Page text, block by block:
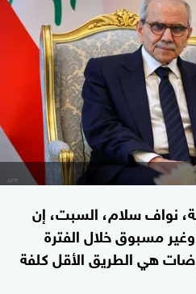
نواف سلام، السبت، إن
مسبوق خلال الفترة
هي الطريق الأقل كلفة